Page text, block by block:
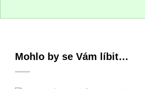
Mohlo by se Vám líbit…